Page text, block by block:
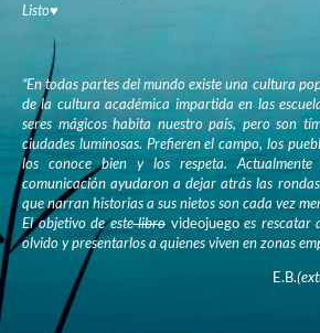
Listo♥
“En todas partes del mundo existe una cultura
de la cultura académica impartida en las
seres mágicos habita nuestro país, pero son
ciudades luminosas. Prefieren el campo, los
los conoce bien y los respeta. Actualmente
comunicación ayudaron a dejar atrás las
que narran historias a sus nietos son cada vez
El objetivo de este libro videojuegoes rescatar
olvido y presentarlos a quienes viven en zonas
E.B.